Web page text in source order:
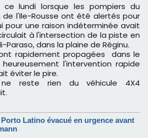
l'Ile-Rousse ont été alertés pour
pour une raison indéterminée avait
à l'intersection de la piste en
dans la plaine de Réginu.
rapidement propagées dans le
l'intervention rapide
éviter le pire.
reste rien du véhicule 4X4
Latino évacué en urgence avant